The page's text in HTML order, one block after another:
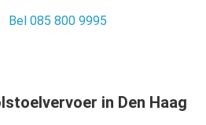
Bel 085 800 9995
in Den Haag